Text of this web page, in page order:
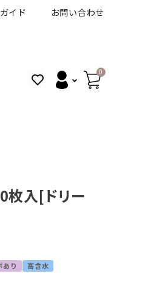
イド お問い合わせ
0
はこちら
ン特集
枚入[ドリー
あり
高含水